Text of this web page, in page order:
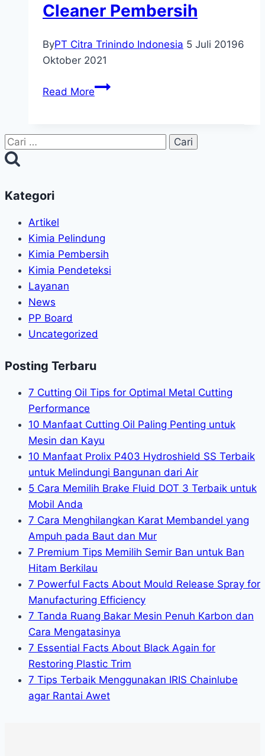
Cleaner Pembersih
ByPT Citra Trinindo Indonesia 5 Juli 20196
Oktober 2021
Read MoreSolvent
Yang
Terlarut
Cari
untuk:
Kategori
Artikel
Kimia Pelindung
Kimia Pembersih
Kimia Pendeteksi
Layanan
News
PP Board
Uncategorized
Posting Terbaru
7 Cutting Oil Tips for Optimal Metal Cutting
Performance
10 Manfaat Cutting Oil Paling Penting untuk
Mesin dan Kayu
10 Manfaat Prolix P403 Hydroshield SS Terbaik
untuk Melindungi Bangunan dari Air
5 Cara Memilih Brake Fluid DOT 3 Terbaik untuk
Mobil Anda
7 Cara Menghilangkan Karat Membandel yang
Ampuh pada Baut dan Mur
7 Premium Tips Memilih Semir Ban untuk Ban
Hitam Berkilau
7 Powerful Facts About Mould Release Spray for
Manufacturing Efficiency
7 Tanda Ruang Bakar Mesin Penuh Karbon dan
Cara Mengatasinya
7 Essential Facts About Black Again for
Restoring Plastic Trim
7 Tips Terbaik Menggunakan IRIS Chainlube
agar Rantai Awet